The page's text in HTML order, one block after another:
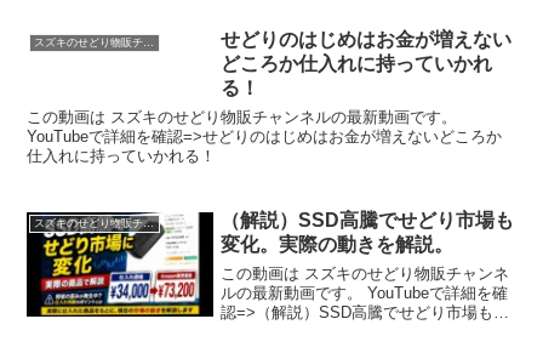
せどりのはじめはお金が増えない
どころか仕入れに持っていかれ
る！
この動画は スズキのせどり物販チャンネルの最新動画です。
YouTubeで詳細を確認=>せどりのはじめはお金が増えないどころか
仕入れに持っていかれる！
スズキのせどり物販チャンネル
（解説）SSD高騰でせどり市場も
変化。実際の動きを解説。
この動画は スズキのせどり物販チャンネ
ルの最新動画です。 YouTubeで詳細を確
認=>（解説）SSD高騰でせどり市場も変